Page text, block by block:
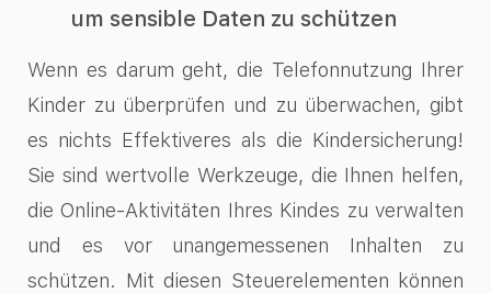
um sensible Daten zu schützen
Wenn es darum geht, die Telefonnutzung Ihrer
Kinder zu überprüfen und zu überwachen, gibt
es nichts Effektiveres als die Kindersicherung!
Sie sind wertvolle Werkzeuge, die Ihnen helfen,
die Online-Aktivitäten Ihres Kindes zu verwalten
und es vor unangemessenen Inhalten zu
schützen. Mit diesen Steuerelementen können